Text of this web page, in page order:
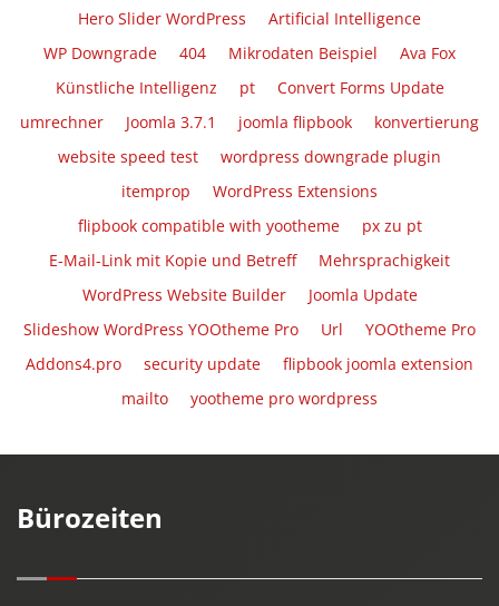
Hero Slider WordPress
Artificial Intelligence
WP Downgrade
404 Mikrodaten Beispiel
Ava Fox
Künstliche Intelligenz
pt
Convert Forms Update
umrechner
Joomla 3.7.1 joomla flipbook
konvertierung
website speed test
wordpress downgrade plugin
itemprop
WordPress Extensions
flipbook compatible with yootheme
px zu pt
E-Mail-Link mit Kopie und Betreff
Mehrsprachigkeit
WordPress Website Builder
Joomla Update
Slideshow WordPress YOOtheme Pro
Url
YOOtheme Pro
Addons4.pro
security update
flipbook joomla extension
mailto
yootheme pro wordpress
Bürozeiten